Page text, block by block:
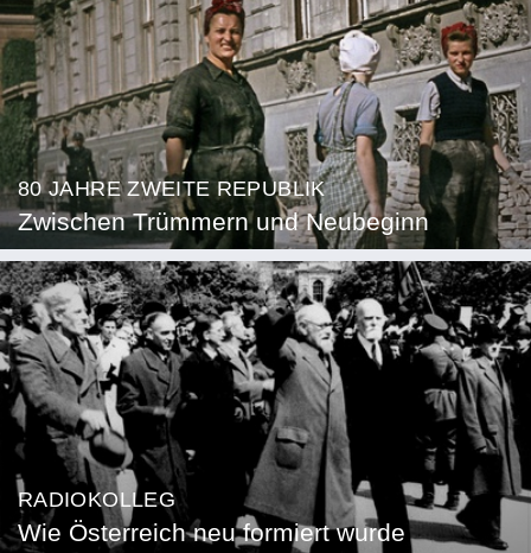
80 JAHRE ZWEITE REPUBLIK
Zwischen Trümmern und Neubeginn
RADIOKOLLEG
Wie Österreich neu formiert wurde